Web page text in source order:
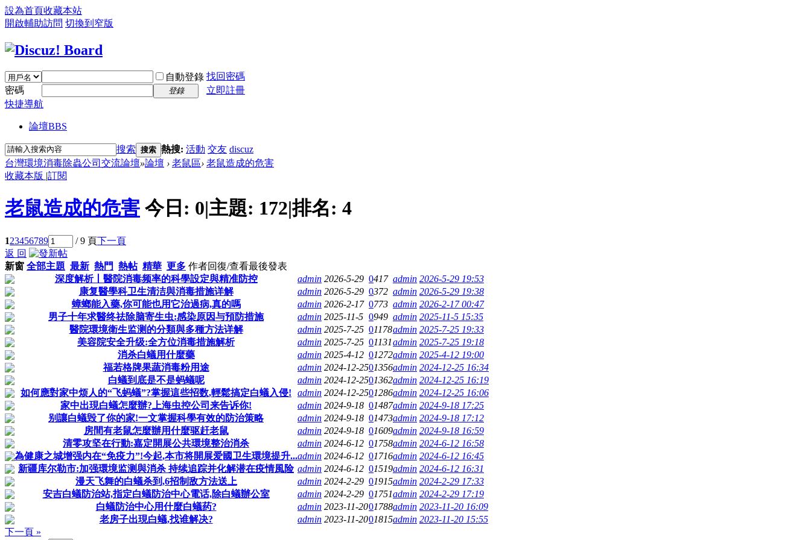
設為首頁收藏本站
開啟輔助訪問 切換到窄版
自動登錄 找回密碼
密碼
登錄
立即註冊
快捷導航
論壇BBS
搜索 搜索 熱搜: 活動 交友 discuz
台灣環境消毒除蟲公司交流論壇»論壇 › 老鼠區› 老鼠造成的危害
收藏本版 |訂閱
老鼠造成的危害 今日: 0|主題: 172|排名: 4
123456789 / 9 頁下一頁
返 回
新窗 全部主題 最新 熱門 熱帖 精華 更多 作者回復/查看最後發表
深度解析丨醫院消毒频率的科學設定與精准防控
admin 2026-5-29 0417 admin 2026-5-29 19:53
康复醫學科卫生清洁與消毒措施详解
admin 2026-5-29 0372 admin 2026-5-29 19:38
蟑螂能入藥,你可能也用它治過病,真的嗎
admin 2026-2-17 0773 admin 2026-2-17 00:47
男子十年求醫终祛除脑寄生虫:感染原因与預防措施
admin 2025-11-5 0949 admin 2025-11-5 15:35
醫院環境衛生监测的分類與多種方法详解
admin 2025-7-25 01178admin 2025-7-25 19:33
美容院安全升级:全方位消毒措施解析
admin 2025-7-25 01131admin 2025-7-25 19:18
消杀白蟻用什麼藥
admin 2025-4-12 01272admin 2025-4-12 19:00
福若格牌果蔬消毒粉用途
admin 2024-12-2501356admin 2024-12-25 16:34
白蟻到底是不是蚂蟻呢
admin 2024-12-2501362admin 2024-12-25 16:19
如何應對家中烦人的“飞蚂蟻”?掌握這些招数,輕鬆搞定白蟻入侵!
admin 2024-12-2501286admin 2024-12-25 16:06
家中出現白蟻怎麼辦?上海虫控公司来告诉你!
admin 2024-9-18 01487admin 2024-9-18 17:25
别讓白蟻毁了你的家!一文掌握科學有效的防治策略
admin 2024-9-18 01473admin 2024-9-18 17:12
房間有老鼠怎麼辦用什麼驱赶老鼠
admin 2024-9-18 01609admin 2024-9-18 16:59
清零攻坚在行動:嘉定開展公共環境整治消杀
admin 2024-6-12 01758admin 2024-6-12 16:58
為健康之城增强内在“免疫力”!今起,本市将開展爱國卫生環境提升...admin 2024-6-12 01716admin 2024-6-12 16:45
新疆库尔勒市:加强環境监测與消杀 持续追踪并化解潜在疫情風险 admin 2024-6-12 01519admin 2024-6-12 16:31
漫天飞舞的白蟻杀到,6招制敌方法送上
admin 2024-2-29 01915admin 2024-2-29 17:33
安吉白蟻防治站,指定白蟻防治中心電话,除白蟻辦公室
admin 2024-2-29 01751admin 2024-2-29 17:19
白蟻防治中心用什麼白蟻药?
admin 2023-11-2001788admin 2023-11-20 16:09
老房子出現白蟻,找谁解决?
admin 2023-11-2001815admin 2023-11-20 15:55
下一頁 »